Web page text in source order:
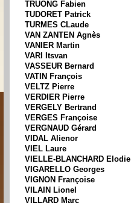
TRUONG Fabien
TUDORET Patrick
TURMES CLaude
VAN ZANTEN Agnès
VANIER Martin
VARI Itsvan
VASSEUR Bernard
VATIN François
VELTZ Pierre
VERDIER Pierre
VERGELY Bertrand
VERGES Françoise
VERGNAUD Gérard
VIDAL Alienor
VIEL Laure
VIELLE-BLANCHARD Elodie
VIGARELLO Georges
VIGNON Françoise
VILAIN Lionel
VILLARD Marc